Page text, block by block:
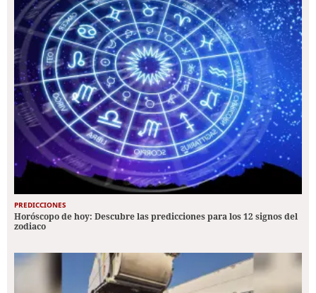
PREDICCIONES
Horóscopo de hoy: Descubre las predicciones para los 12 signos del
zodiaco